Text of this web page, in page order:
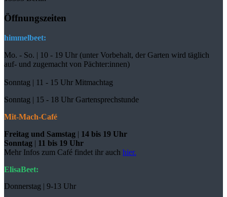
Öffnungszeiten
himmelbeet:
Mo. - So. | 10 - 19 Uhr (unter Vorbehalt, der Garten wird täglich
auf- und zugemacht von Pächter:innen)
Sonntag | 11 - 15 Uhr Mitmachtag
Sonntag | 15 - 18 Uhr Gartensprechstunde
Mit-Mach-Café
Freitag und Samstag | 14 bis 19 Uhr
Sonntag | 11 bis 19 Uhr
Mehr Infos zum Café findet ihr auch hier.
ElisaBeet:
Donnerstag | 9-13 Uhr